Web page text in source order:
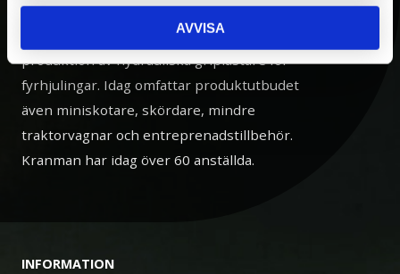
AVVISA
20 års erfarenhet av egen utveckling och
tillverkning, var Kranman först i världen med
produktion av hydrauliska griplastare för
fyrhjulingar. Idag omfattar produktutbudet
även miniskotare, skördare, mindre
traktorvagnar och entreprenadstillbehör.
Kranman har idag över 60 anställda.
INFORMATION